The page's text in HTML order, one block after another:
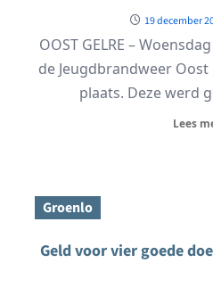
19 december
OOST GELRE –
de Jeugdbrandweer
plaats. Deze werd
Lees
Groenlo
Geld voor vier goede